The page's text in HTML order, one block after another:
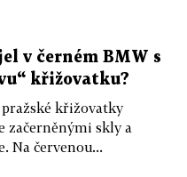
v černém BMW s
křižovatku?
pražské křižovatky
začerněnými skly a
Na červenou...